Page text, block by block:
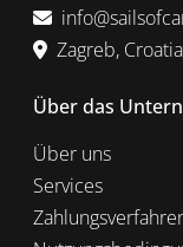
Zagreb, Croatia
Über das
Über uns
Services